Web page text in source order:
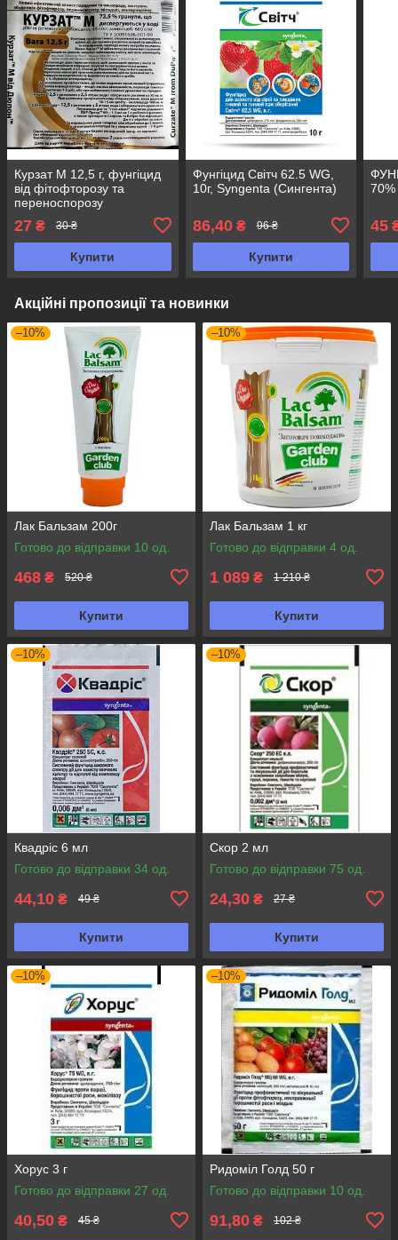
Курзат М 12,5 г, фунгіцид
від фітофторозу та
переноспорозу
27 ₴ 30 ₴
Купити
Фунгіцид Світч 62.5 WG,
10г, Syngenta (Сингента)
86,40₴ 96 ₴
Купити
45
Акційні пропозиції та новинки
–10%
Лак Бальзам 200г
Готово до відправки 10 од.
468 ₴ 520 ₴
Купити
–10%
Лак Бальзам 1 кг
Готово до відправки 4 од.
1 089 ₴ 1 210 ₴
Купити
–10%
Квадріс 6 мл
Готово до відправки 34 од.
44,10 ₴ 49 ₴
Купити
–10%
Скор 2 мл
Готово до відправки 75 од.
24,30 ₴ 27 ₴
Купити
–10%
Хорус 3 г
Готово до відправки 27 од.
40,50 ₴ 45 ₴
–10%
Ридоміл Голд 50 г
Готово до відправки 10 од.
91,80 ₴ 102 ₴